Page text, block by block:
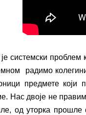
системски проблем
радимо
предмете који
Нас двоје не
од уторка прошле